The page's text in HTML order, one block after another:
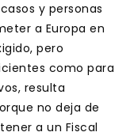
y personas
a Europa en
pero
como para
resulta
no deja de
a un Fiscal